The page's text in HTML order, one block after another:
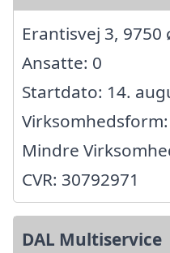
Erantisvej 3, 9750
Ansatte: 0
Startdato: 14.
Mindre
CVR: 30792971
DAL Multiservice